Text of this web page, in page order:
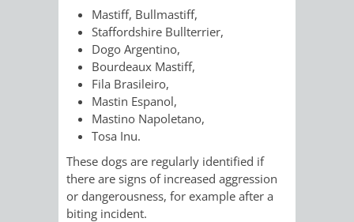
FLÜCHTLINGEDENKMALSCHUTZ
AUFGABEN
DER
UNTEREN
DENKMALSCHUTZBEHÖRDE
STEUERVORTEILE
SATZUNGEN
BEREICH
DENKMALSCHUTZ
VERKAUF
STÄDTISCHER
BAUPLÄTZE
VERKAUF
STÄDTISCHER
HÄUSER
BÜRGERMEISTER
DEZERNATE
AMT
FÜR
Mastiff, Bullmastiff,
Staffordshire Bullterrier,
Dogo Argentino,
Bourdeaux Mastiff,
Fila Brasileiro,
Mastin Espanol,
Mastino Napoletano,
Tosa Inu.
These dogs are regularly identified if
there are signs of increased aggression
or dangerousness, for example after a
biting incident.